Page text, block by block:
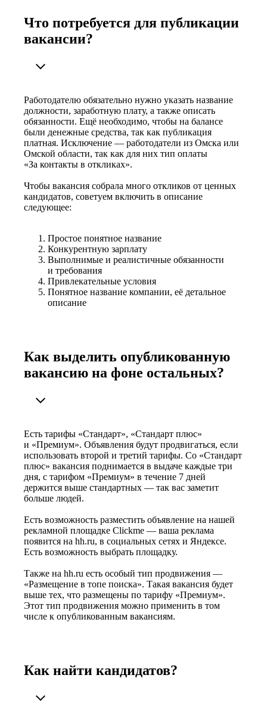
Что потребуется для публикации
вакансии?
Работодателю обязательно нужно указать название
должности, заработную плату, а также описать
обязанности. Ещё необходимо, чтобы на балансе
были денежные средства, так как публикация
платная. Исключение — работодатели из Омска или
Омской области, так как для них тип оплаты
«За контакты в откликах».
Чтобы вакансия собрала много откликов от ценных
кандидатов, советуем включить в описание
следующее:
Простое понятное название
Конкурентную зарплату
Выполнимые и реалистичные обязанности
и требования
Привлекательные условия
Понятное название компании, её детальное
описание
Как выделить опубликованную
вакансию на фоне остальных?
Есть тарифы «Стандарт», «Стандарт плюс»
и «Премиум». Объявления будут продвигаться, если
использовать второй и третий тарифы. Со «Стандарт
плюс» вакансия поднимается в выдаче каждые три
дня, с тарифом «Премиум» в течение 7 дней
держится выше стандартных — так вас заметит
больше людей.
Есть возможность разместить объявление на нашей
рекламной площадке Clickme — ваша реклама
появится на hh.ru, в социальных сетях и Яндексе.
Есть возможность выбрать площадку.
Также на hh.ru есть особый тип продвижения —
«Размещение в топе поиска». Такая вакансия будет
выше тех, что размещены по тарифу «Премиум».
Этот тип продвижения можно применить в том
числе к опубликованным вакансиям.
Как найти кандидатов?